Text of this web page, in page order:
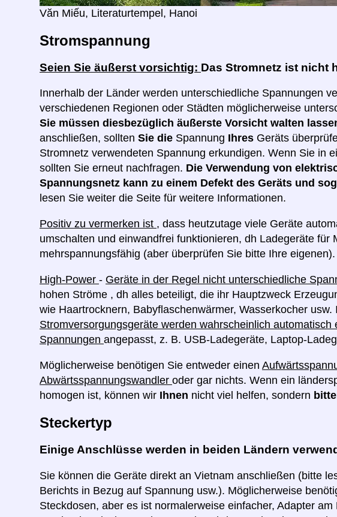
Văn Miếu, Literaturtempel, Hanoi
Stromspannung
Seien Sie äußerst vorsichtig: Das Stromnetz ist nicht
Innerhalb der Länder werden unterschiedliche Spannungen
verschiedenen Regionen oder Städten möglicherweise
Sie müssen diesbezüglich äußerste Vorsicht walten
anschließen, sollten Sie die Spannung Ihres Geräts
Stromnetz verwendeten Spannung erkundigen. Wenn Sie in
sollten Sie erneut nachfragen. Die Verwendung von
Spannungsnetz kann zu einem Defekt des Geräts und
lesen Sie weiter die Seite für weitere Informationen.
Positiv zu vermerken ist , dass heutzutage viele Geräte
umschalten und einwandfrei funktionieren, dh Ladegeräte für
mehrspannungsfähig (aber überprüfen Sie bitte Ihre eigenen).
High-Power - Geräte in der Regel nicht unterschiedliche
hohen Ströme , dh alles beteiligt, die ihr Hauptzweck
wie Haartrocknern, Babyflaschenwärmer, Wasserkocher
Stromversorgungsgeräte werden wahrscheinlich
Spannungen angepasst, z. B. USB-Ladegeräte, Laptop-
Möglicherweise benötigen Sie entweder einen
Abwärtsspannungswandler oder gar nichts. Wenn ein
homogen ist, können wir Ihnen nicht viel helfen, sondern
Steckertyp
Einige Anschlüsse werden in beiden Ländern
Sie können die Geräte direkt an Vietnam anschließen (bitte
Berichts in Bezug auf Spannung usw.). Möglicherweise
Steckdosen, aber es ist normalerweise einfacher, Adapter